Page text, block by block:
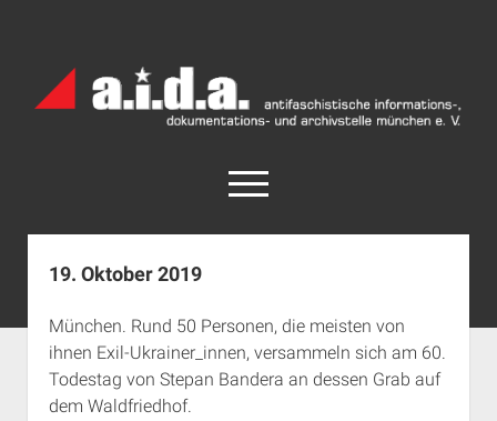
Archiv
München
open
menu
facebook
rss info@aida-archiv.de
Aktuelles
Termine
open
dropdown
Antifaschistische Termine im Süden
19. Oktober 2019
München. Rund 50 Personen, die meisten von
ihnen Exil-Ukrainer_innen, versammeln sich am 60.
Todestag von Stepan Bandera an dessen Grab auf
dem Waldfriedhof.